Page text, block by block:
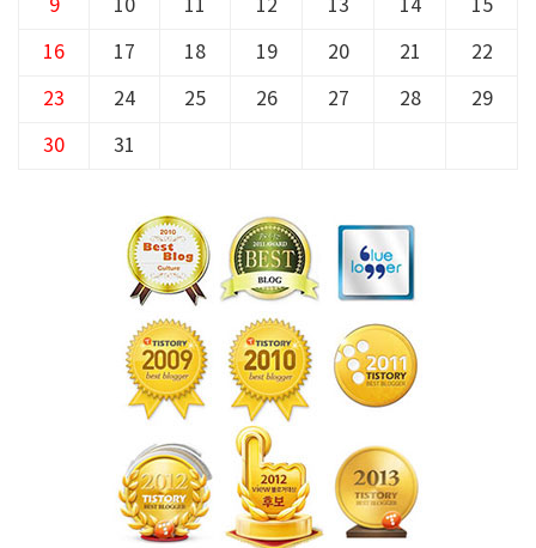
9 10 11 12 13 14 15
16 17 18 19 20 21 22
23 24 25 26 27 28 29
30 31